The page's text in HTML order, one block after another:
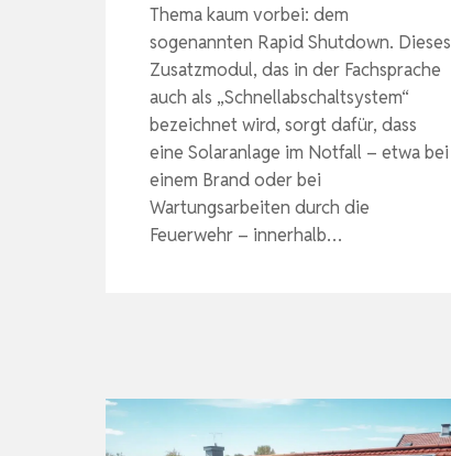
Thema kaum vorbei: dem
sogenannten Rapid Shutdown. Dieses
Zusatzmodul, das in der Fachsprache
auch als „Schnellabschaltsystem“
bezeichnet wird, sorgt dafür, dass
eine Solaranlage im Notfall – etwa bei
einem Brand oder bei
Wartungsarbeiten durch die
Feuerwehr – innerhalb…